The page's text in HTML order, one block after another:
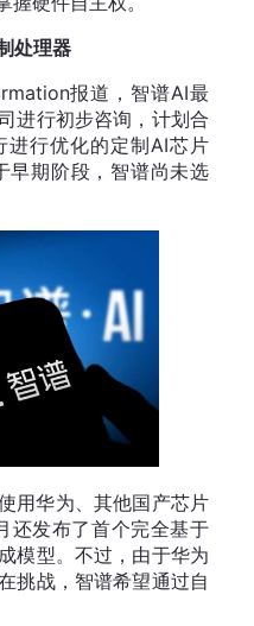
处理器
报道，智谱AI最
进行初步咨询，计划合
进行优化的定制AI芯片
早期阶段，智谱尚未选
用华为、其他国产芯片
还发布了首个完全基于
模型。不过，由于华为
挑战，智谱希望通过自